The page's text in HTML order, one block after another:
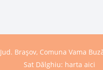
Jud. Brașov, Comuna Vama
Sat Dălghiu: harta aici